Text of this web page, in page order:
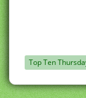
Top Ten